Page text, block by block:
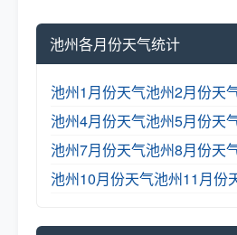
池州各月份天气统计
池州1月份天气池州2月份天
池州4月份天气池州5月份天
池州7月份天气池州8月份天
池州10月份天气池州11月份